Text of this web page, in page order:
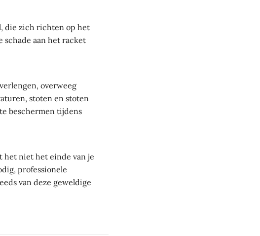
die zich richten op het
schade aan het racket
overweeg
stoten en stoten
beschermen tijdens
het niet het einde van je
professionele
van deze geweldige